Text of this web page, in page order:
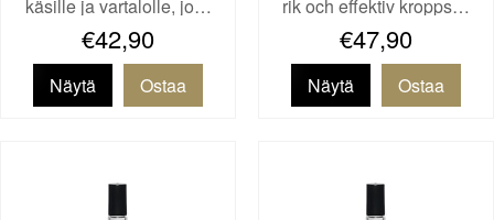
käsille ja vartalolle, jo…
€42,90
Näytä
rik och effektiv kropps…
€47,90
Näytä